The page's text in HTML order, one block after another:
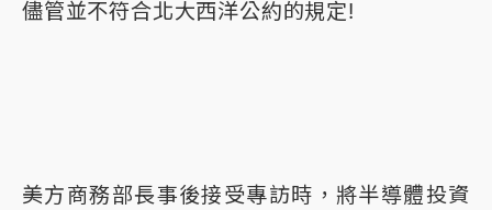
儘管並不符合北大西洋公約的規定!
美方商務部長事後接受專訪時，將半導體投資